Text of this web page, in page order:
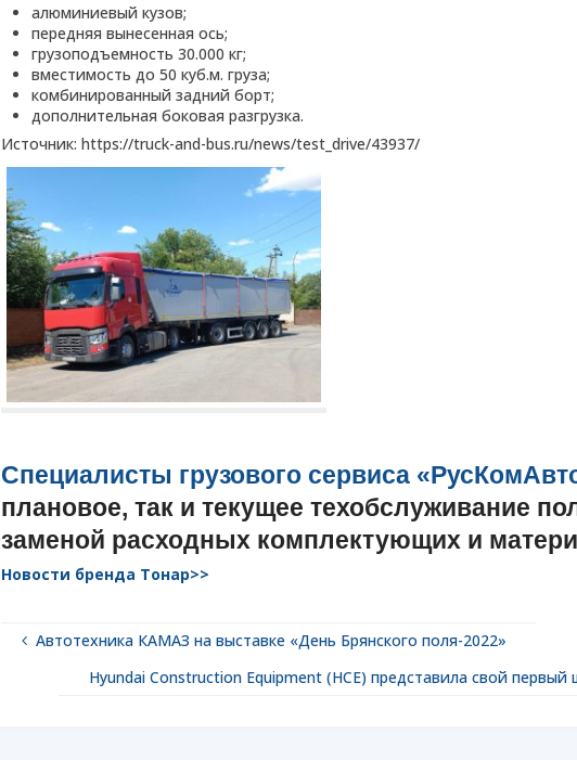
алюминиевый кузов;
передняя вынесенная ось;
грузоподъемность 30.000 кг;
вместимость до 50 куб.м. груза;
комбинированный задний борт;
дополнительная боковая разгрузка.
Источник: https://truck-and-bus.ru/news/test_drive/43937/
Специалисты грузового сервиса
плановое, так и текущее техобслуживание
заменой расходных комплектующих и
Новости бренда Тонар>>
Автотехника КАМАЗ на выставке «День Брянского поля-2022»
Hyundai Construction Equipment (HCE) представила свой